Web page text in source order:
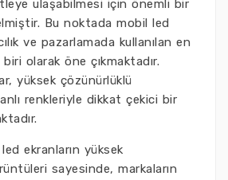
ulaşabilmesi için önemli bir
Bu noktada mobil led
ve pazarlamada kullanılan en
olarak öne çıkmaktadır.
yüksek çözünürlüklü
renkleriyle dikkat çekici bir
ekranların yüksek
sayesinde, markaların